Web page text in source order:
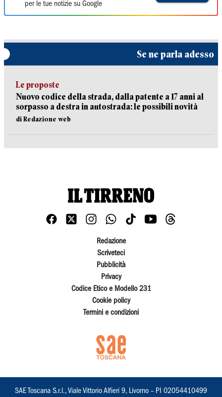
per le tue notizie su Google
Se ne parla adesso
Le proposte
Nuovo codice della strada, dalla patente a 17 anni al
sorpasso a destra in autostrada: le possibili novità
di Redazione web
Redazione
Scriveteci
Pubblicità
Privacy
Codice Etico e Modello 231
Cookie policy
Termini e condizioni
SAE Toscana S.r.l., Viale Vittorio Alfieri 9, Livorno – PI 02054410499